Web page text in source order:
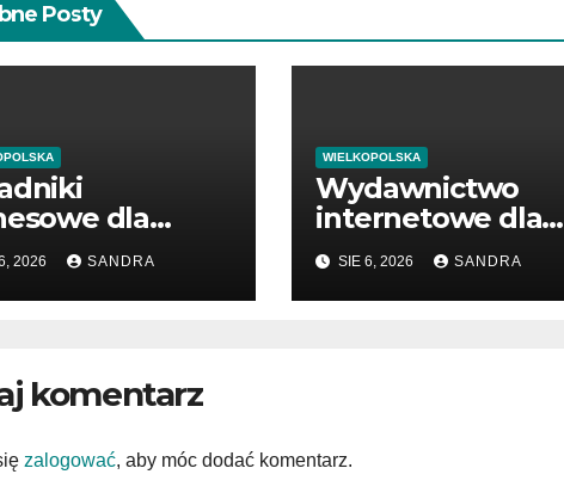
Posty
dla
i
2026 SANDRA
WIELKOPOLSKA
Wydawnictwo
internetowe dla
miłośników wiedzy
SIE 6, 2026 SANDRA
komentarz
zalogować, aby móc dodać komentarz.